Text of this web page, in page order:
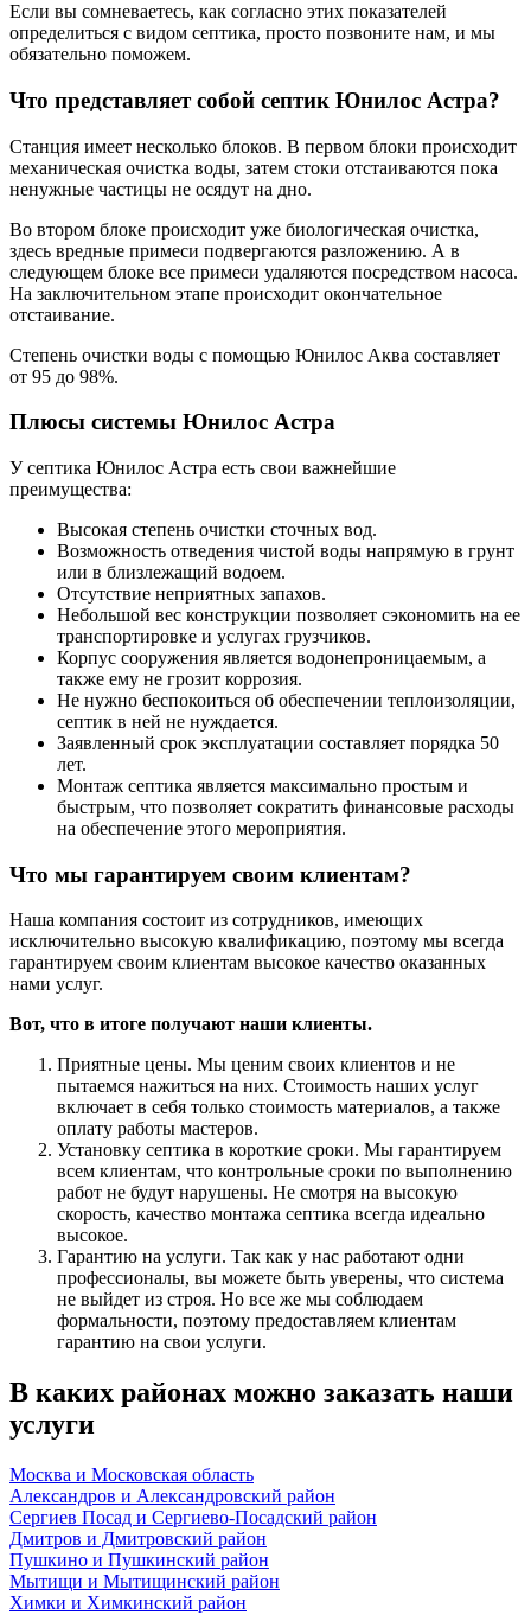
Если вы сомневаетесь, как согласно этих показателей
определиться с видом септика, просто позвоните нам, и мы
обязательно поможем.
Что представляет собой септик Юнилос Астра?
Станция имеет несколько блоков. В первом блоки происходит
механическая очистка воды, затем стоки отстаиваются пока
ненужные частицы не осядут на дно.
Во втором блоке происходит уже биологическая очистка,
здесь вредные примеси подвергаются разложению. А в
следующем блоке все примеси удаляются посредством насоса.
На заключительном этапе происходит окончательное
отстаивание.
Степень очистки воды с помощью Юнилос Аква составляет
от 95 до 98%.
Плюсы системы Юнилос Астра
У септика Юнилос Астра есть свои важнейшие
преимущества:
Высокая степень очистки сточных вод.
Возможность отведения чистой воды напрямую в грунт
или в близлежащий водоем.
Отсутствие неприятных запахов.
Небольшой вес конструкции позволяет сэкономить на ее
транспортировке и услугах грузчиков.
Корпус сооружения является водонепроницаемым, а
также ему не грозит коррозия.
Не нужно беспокоиться об обеспечении теплоизоляции,
септик в ней не нуждается.
Заявленный срок эксплуатации составляет порядка 50
лет.
Монтаж септика является максимально простым и
быстрым, что позволяет сократить финансовые расходы
на обеспечение этого мероприятия.
Что мы гарантируем своим клиентам?
Наша компания состоит из сотрудников, имеющих
исключительно высокую квалификацию, поэтому мы всегда
гарантируем своим клиентам высокое качество оказанных
нами услуг.
Вот, что в итоге получают наши клиенты.
Приятные цены. Мы ценим своих клиентов и не
пытаемся нажиться на них. Стоимость наших услуг
включает в себя только стоимость материалов, а также
оплату работы мастеров.
Установку септика в короткие сроки. Мы гарантируем
всем клиентам, что контрольные сроки по выполнению
работ не будут нарушены. Не смотря на высокую
скорость, качество монтажа септика всегда идеально
высокое.
Гарантию на услуги. Так как у нас работают одни
профессионалы, вы можете быть уверены, что система
не выйдет из строя. Но все же мы соблюдаем
формальности, поэтому предоставляем клиентам
гарантию на свои услуги.
В каких районах можно заказать наши
услуги
Москва и Московская область
Александров и Александровский район
Сергиев Посад и Сергиево-Посадский район
Дмитров и Дмитровский район
Пушкино и Пушкинский район
Мытищи и Мытищинский район
Химки и Химкинский район